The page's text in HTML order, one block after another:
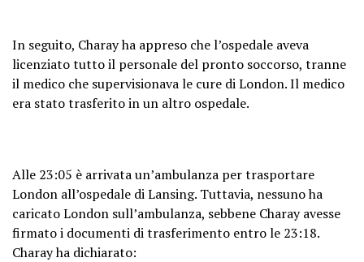
In seguito, Charay ha appreso che l’ospedale aveva
licenziato tutto il personale del pronto soccorso, tranne
il medico che supervisionava le cure di London. Il medico
era stato trasferito in un altro ospedale.
Alle 23:05 è arrivata un’ambulanza per trasportare
London all’ospedale di Lansing. Tuttavia, nessuno ha
caricato London sull’ambulanza, sebbene Charay avesse
firmato i documenti di trasferimento entro le 23:18.
Charay ha dichiarato: